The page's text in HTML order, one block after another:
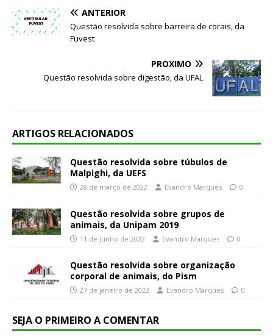
ANTERIOR
Questão resolvida sobre barreira de corais, da
Fuvest
PRÓXIMO
Questão resolvida sobre digestão, da UFAL
ARTIGOS RELACIONADOS
Questão resolvida sobre túbulos de
Malpighi, da UEFS
28 de março de 2022 Evandro Marques 0
Questão resolvida sobre grupos de
animais, da Unipam 2019
11 de junho de 2022 Evandro Marques 0
Questão resolvida sobre organização
corporal de animais, do Pism
27 de janeiro de 2022 Evandro Marques 0
SEJA O PRIMEIRO A COMENTAR